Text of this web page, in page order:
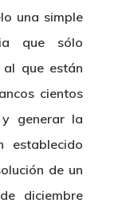
una simple
que sólo
que están
cientos
generar la
de un
diciembre